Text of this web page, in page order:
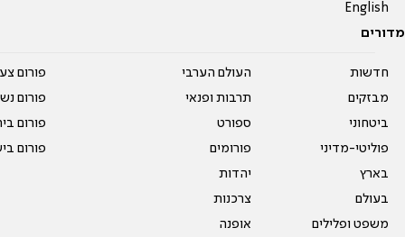
English
מדורים
חדשות
מבזקים
ביטחוני
פוליטי-מדיני
בארץ
בעולם
משפט ופלילים
העולם הערבי
תרבות ופנאי
ספורט
פורומים
יהדות
צרכנות
אופנה
פורום
פורום
פורום
פורום